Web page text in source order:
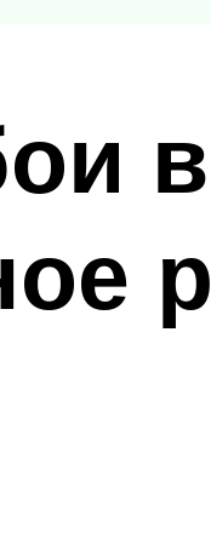
в